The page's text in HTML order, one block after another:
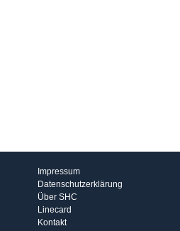
Impressum
Datenschutzerklärung
Über SHC
Linecard
Kontakt